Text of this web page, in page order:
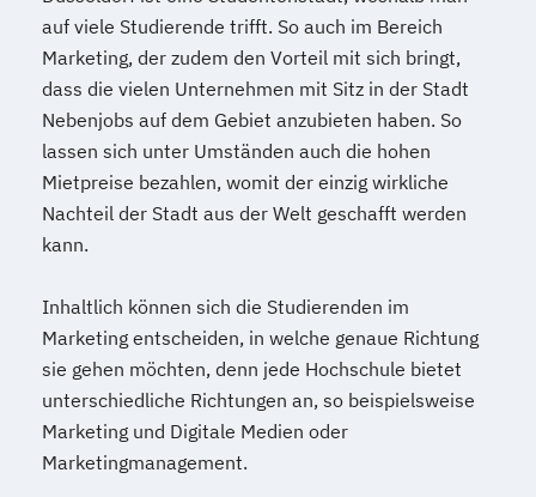
auf viele Studierende trifft. So auch im Bereich
Marketing, der zudem den Vorteil mit sich bringt,
dass die vielen Unternehmen mit Sitz in der Stadt
Nebenjobs auf dem Gebiet anzubieten haben. So
lassen sich unter Umständen auch die hohen
Mietpreise bezahlen, womit der einzig wirkliche
Nachteil der Stadt aus der Welt geschafft werden
kann.
Inhaltlich können sich die Studierenden im
Marketing entscheiden, in welche genaue Richtung
sie gehen möchten, denn jede Hochschule bietet
unterschiedliche Richtungen an, so beispielsweise
Marketing und Digitale Medien oder
Marketingmanagement.